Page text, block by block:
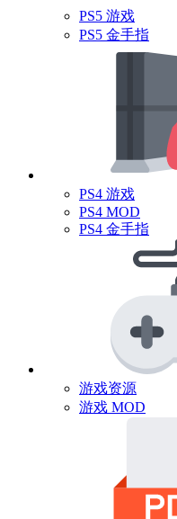
PS5 游戏
PS5 金手指
PS4 游戏
PS4 MOD
PS4 金手指
游戏资源
游戏 MOD